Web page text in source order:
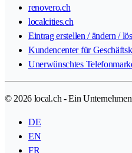
renovero.ch
localcities.ch
Eintrag erstellen / ändern /
Kundencenter für
Unerwünschtes
© 2026 local.ch - Ein
DE
EN
FR